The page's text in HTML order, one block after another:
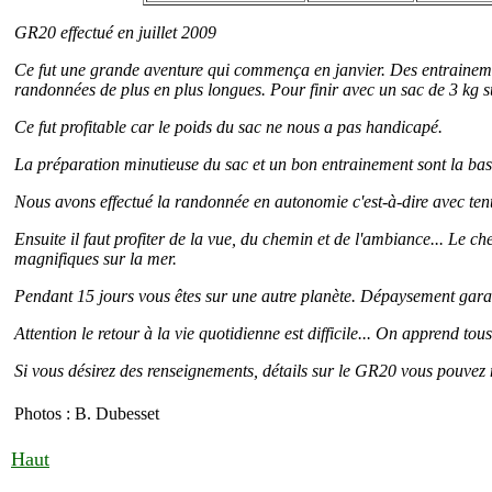
GR20 effectué en juillet 2009
Ce fut une grande aventure qui commença en janvier. Des
randonnées de plus en plus longues. Pour finir avec un sac de 3 kg
Ce fut profitable car le poids du sac ne nous a pas handicapé.
La préparation minutieuse du sac et un bon entrainement sont la
Nous avons effectué la randonnée en autonomie c'est-à-dire avec
Ensuite il faut profiter de la vue, du chemin et de l'ambiance... Le
magnifiques sur la mer.
Pendant 15 jours vous êtes sur une autre planète. Dépaysement
Attention le retour à la vie quotidienne est difficile... On apprend
Si vous désirez des renseignements, détails sur le GR20 vous
Photos : B. Dubesset
Haut